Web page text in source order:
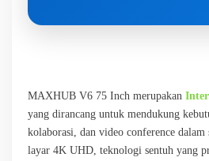
MAXHUB V6 75 Inch merupakan
yang dirancang untuk mendukung
kolaborasi, dan video conference dalam
layar 4K UHD, teknologi sentuh yang